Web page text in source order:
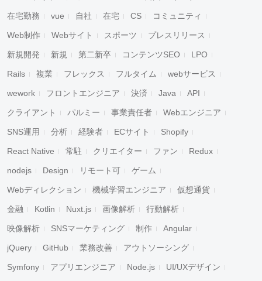
在宅勤務 vue 自社 在宅 CS コミュニティ
Web制作 Webサイト スポーツ プレスリリース
新規開発 新規 第二新卒 コンテンツSEO LPO
Rails 複業 フレックス フルタイム webサービス
wework フロントエンジニア 決済 Java API
クライアント パルミー 事業責任者 Webエンジニア
SNS運用 分析 経験者 ECサイト Shopify
React Native 常駐 クリエイター ファン Redux
nodejs Design リモート可 ゲーム
Webディレクション 機械学習エンジニア 仮想通貨
金融 Kotlin Nuxt.js 画像解析 行動解析
映像解析 SNSマーケティング 制作 Angular
jQuery GitHub 業務改善 アウトソーシング
Symfony アプリエンジニア Node.js UI/UXデザイン